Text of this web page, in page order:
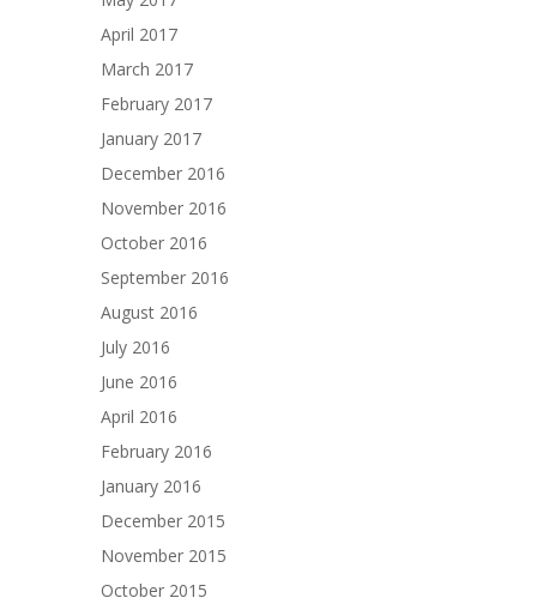
April 2017
March 2017
February 2017
January 2017
December 2016
November 2016
October 2016
September 2016
August 2016
July 2016
June 2016
April 2016
February 2016
January 2016
December 2015
November 2015
October 2015